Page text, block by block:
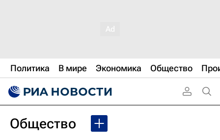
Политика В мире Экономика Общество
Общество